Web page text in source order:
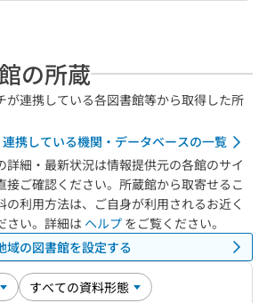
の所蔵
が連携している各図書館等から取得した所
連携している機関・データベースの一覧
詳細・最新状況は情報提供元の各館のサイ
接ご確認ください。所蔵館から取寄せるこ
の利用方法は、ご自身が利用されるお近く
さい。詳細は ヘルプ をご覧ください。
域の図書館を設定する